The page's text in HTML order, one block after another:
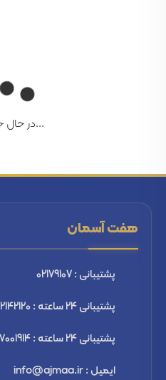
...در
هفت آسمان
پشتیبانی : 02179107
پشتیبانی 24 ساعته : 09152142120
پشتیبانی 24 ساعته : 09127001914
ایمیل : info@ajmaa.ir